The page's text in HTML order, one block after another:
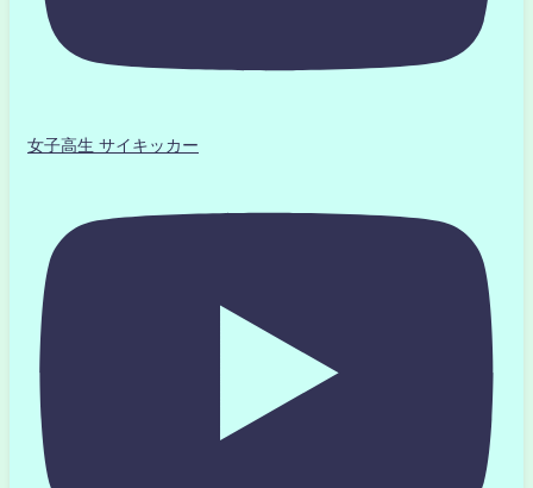
女子高生 サイキッカー